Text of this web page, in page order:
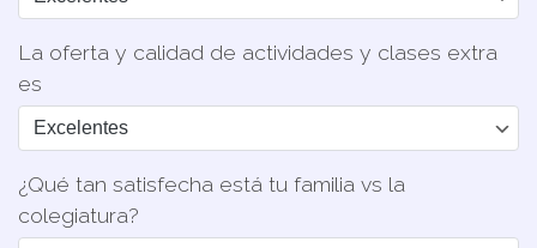
La oferta y calidad de actividades y clases extra
es
¿Qué tan satisfecha está tu familia vs la
colegiatura?